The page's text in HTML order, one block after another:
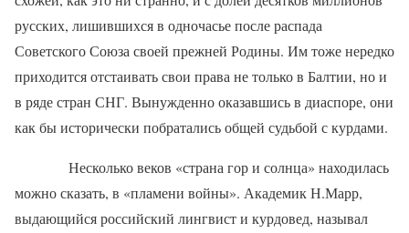
русских, лишившихся в одночасье после распада
Советского Союза своей прежней Родины. Им тоже нередко
приходится отстаивать свои права не только в Балтии, но и
в ряде стран СНГ. Вынужденно оказавшись в диаспоре, они
как бы исторически побратались общей судьбой с курдами.
Несколько веков «страна гор и солнца» находилась
можно сказать, в «пламени войны». Академик Н.Марр,
выдающийся российский лингвист и курдовед, называл